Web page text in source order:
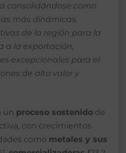
consolidándose como
más dinámicas,
de la región para la
a la exportación,
excepcionales para el
de alto valor y
un proceso sostenido de
con crecimientos
como metales y sus